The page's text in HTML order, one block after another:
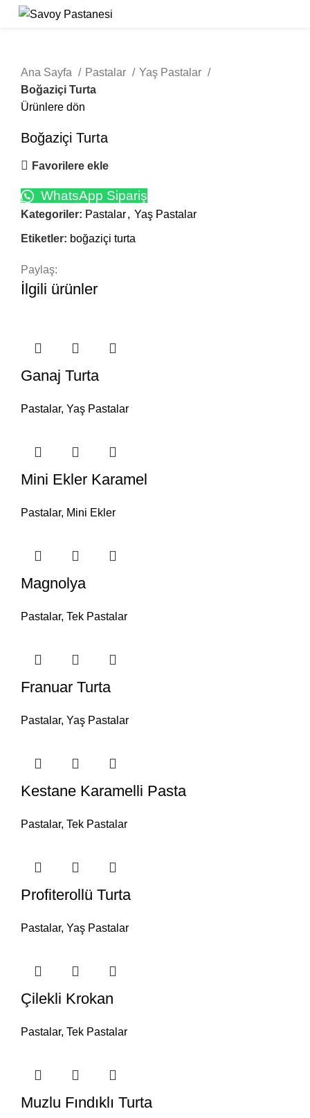
Ana Sayfa
Pastalar
Yaş Pastalar
Boğaziçi Turta
Ürünlere dön
Boğaziçi Turta
Favorilere ekle
WhatsApp Sipariş
Kategoriler: Pastalar, Yaş Pastalar
Etiketler: boğaziçi turta
Paylaş:
İlgili ürünler
Ganaj Turta
Pastalar, Yaş Pastalar
Mini Ekler Karamel
Pastalar, Mini Ekler
Magnolya
Pastalar, Tek Pastalar
Franuar Turta
Pastalar, Yaş Pastalar
Kestane Karamelli Pasta
Pastalar, Tek Pastalar
Profiterollü Turta
Pastalar, Yaş Pastalar
Çilekli Krokan
Pastalar, Tek Pastalar
Muzlu Fındıklı Turta